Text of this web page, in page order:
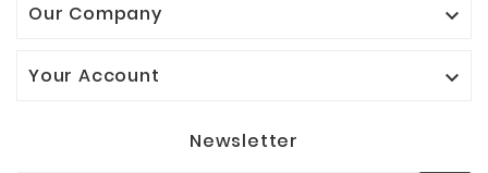
Our Company 
Your Account 
Newsletter